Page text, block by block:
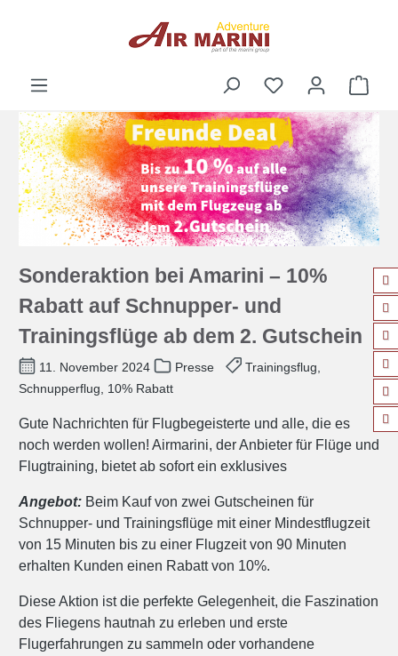
Sonderaktion bei Amarini – 10%
Rabatt auf Schnupper- und
Trainingsflüge ab dem 2. Gutschein
11. November 2024 Presse
Trainingsflug,
Schnupperflug, 10% Rabatt
Gute Nachrichten für Flugbegeisterte und alle, die es
noch werden wollen! Airmarini, der Anbieter für Flüge und
Flugtraining, bietet ab sofort ein exklusives
Angebot: Beim Kauf von zwei Gutscheinen für
Schnupper- und Trainingsflüge mit einer Mindestflugzeit
von 15 Minuten bis zu einer Flugzeit von 90 Minuten
erhalten Kunden einen Rabatt von 10%.
Diese Aktion ist die perfekte Gelegenheit, die Faszination
des Fliegens hautnah zu erleben und erste
Flugerfahrungen zu sammeln oder vorhandene